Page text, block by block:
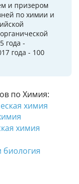
по Химия:
химия
химия
биология
и призером
по химии и
года -
года - 100